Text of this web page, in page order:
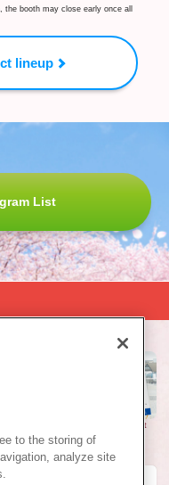
booth may close early once all
lineup
List
Manager X
Dollfie Event
to the storing of
analyze site